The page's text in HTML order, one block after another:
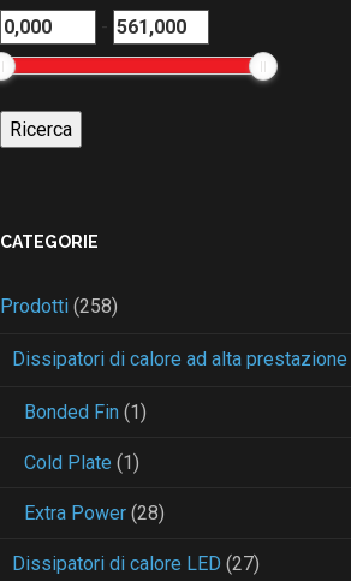
-
CATEGORIE
Prodotti (258)
Dissipatori di calore ad alta prestazione
Bonded Fin (1)
Cold Plate (1)
Extra Power (28)
Dissipatori di calore LED (27)